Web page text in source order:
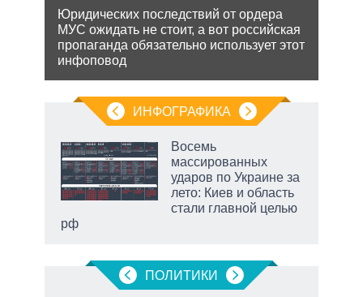
Юридических последствий от ордера
МУС ожидать не стоит, а вот российская
пропаганда обязательно использует этот
инфоповод
ИНФОГРАФИКА
Восемь
массированных
ударов по Украине за
лето: Киев и область
стали главной целью
рф
ПОЛИТИКИ